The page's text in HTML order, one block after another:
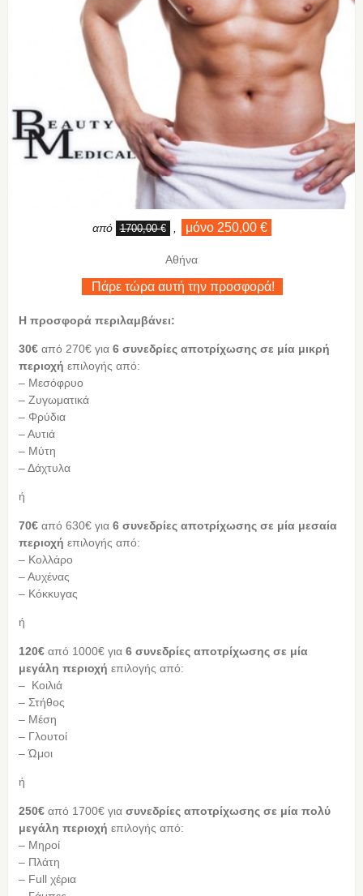
από 1700,00 € μόνο 250,00 €
Αθήνα
Πάρε τώρα αυτή την προσφορά!
Η προσφορά περιλαμβάνει:
30€ από 270€ για 6 συνεδρίες αποτρίχωσης σε μία μικρή
περιοχή επιλογής από:
– Μεσόφρυο
– Ζυγωματικά
– Φρύδια
– Αυτιά
– Μύτη
– Δάχτυλα
ή
70€από 630€ για 6 συνεδρίες αποτρίχωσης σε μία μεσαία
περιοχή επιλογής από:
– Κολλάρο
– Αυχένας
– Κόκκυγας
ή
120€από 1000€ για6 συνεδρίες αποτρίχωσης σε μία
μεγάλη περιοχή επιλογής από:
– Κοιλιά
– Στήθος
– Μέση
– Γλουτοί
– Ώμοι
ή
250€από 1700€ γιασυνεδρίες αποτρίχωσης σε μία πολύ
μεγάλη περιοχή επιλογής από:
– Μηροί
– Πλάτη
– Full χέρια